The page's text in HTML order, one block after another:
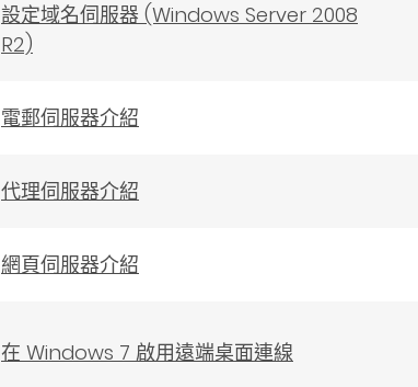
設定域名伺服器 (Windows Server 2008
R2)
電郵伺服器介紹
代理伺服器介紹
網頁伺服器介紹
在 Windows 7 啟用遠端桌面連線